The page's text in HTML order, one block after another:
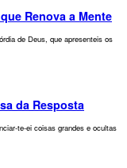
Renova a Mente
de Deus, que apresenteis os
da Resposta
te-ei coisas grandes e ocultas